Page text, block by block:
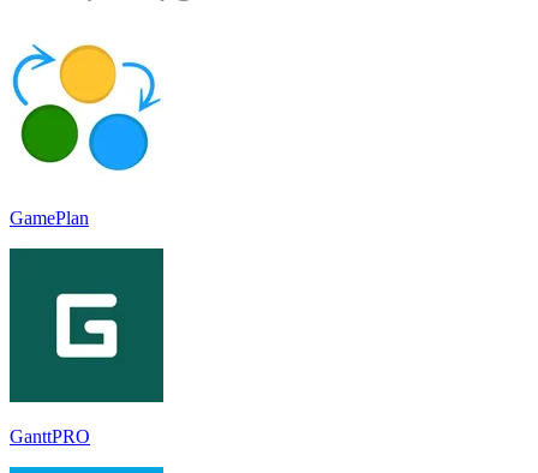
GamePlan
GanttPRO